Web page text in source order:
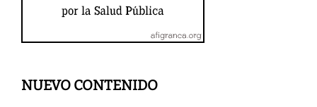
NUEVO CONTENIDO